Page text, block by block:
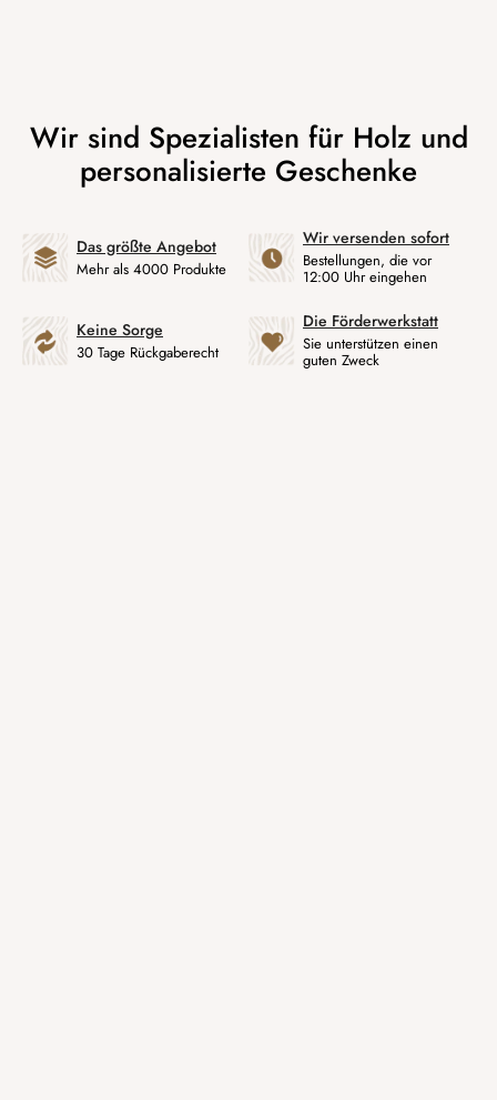
Das größte Angebot
Mehr als 4000 Produkte
Wir versenden sofort
Bestellungen, die vor
12:00 Uhr eingehen
Keine Sorge
30 Tage Rückgaberecht
Die Förderwerkstatt
Sie unterstützen einen
guten Zweck